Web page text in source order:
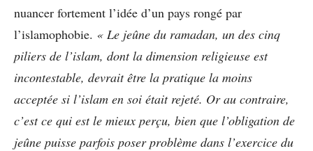
nuancer fortement l’idée d’un pays rongé par
l’islamophobie. « Le jeûne du ramadan, un des cinq
piliers de l’islam, dont la dimension religieuse est
incontestable, devrait être la pratique la moins
acceptée si l’islam en soi était rejeté. Or au contraire,
c’est ce qui est le mieux perçu, bien que l’obligation de
jeûne puisse parfois poser problème dans l’exercice du